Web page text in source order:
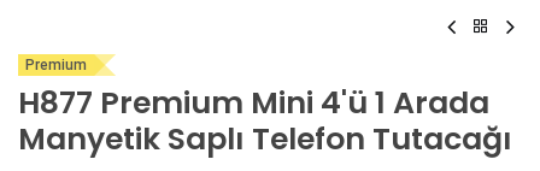
Premium
H877 Premium Mini 4'ü 1 Arada
Manyetik Saplı Telefon Tutacağı